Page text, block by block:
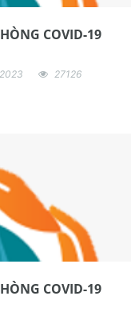
COVID-19
27126
COVID-19